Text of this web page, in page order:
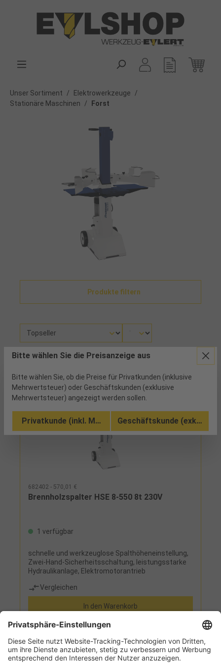
Unser Sortiment / Elektrowerkzeuge
/
Stationäre Maschinen
/ Forst
Produkte filtern
Es wurden 1 Artikel gefunden
682402 - 570,01 €
Brennholzspalter HSE 8-550 8t 230V
1 verfügbar
schnelle und werkzeuglose Spalthöheneinstellung,
Zwei-Hand-Sicherheitsschaltung, leistungsstarke
Hydraulikanlage, Elektromotorantrieb
Vergleichen
In den Warenkorb
Bitte wählen Sie die Preisanzeige aus
Bitte wählen Sie, ob die Preise für Privatkunden (inklusive
Mehrwertsteuer) oder Geschäftskunden (exklusive
Mehrwertsteuer) angezeigt werden sollen.
Privatkunde (inkl. MwSt.) Geschäftskunde (exkl.